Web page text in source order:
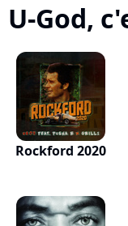
U-God,
Rockford 2020